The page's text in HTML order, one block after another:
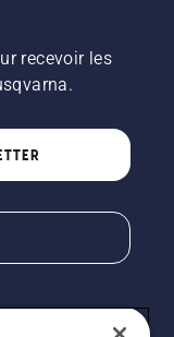
recevoir les